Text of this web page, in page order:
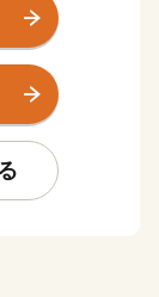
より、神秘
達の祈りの
る「大峯奥